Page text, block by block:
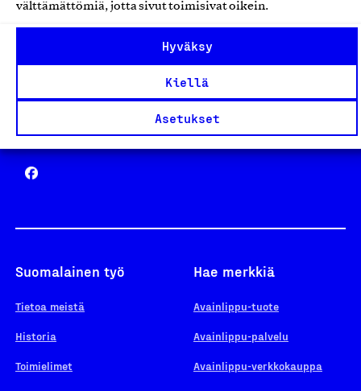
välttämättömiä, jotta sivut toimisivat oikein.
Hyväksy
Kiellä
Asetukset
Yhteiskunnallinen Yritys -merkki
Suomalainen työ
Tietoa meistä
Historia
Toimielimet
Hae merkkiä
Avainlippu-tuote
Avainlippu-palvelu
Avainlippu-verkkokauppa